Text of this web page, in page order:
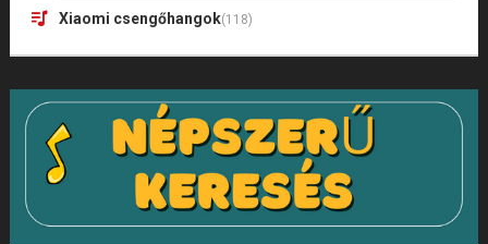
Xiaomi csengőhangok(118)